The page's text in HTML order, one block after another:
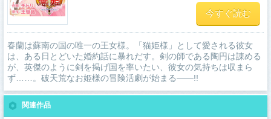
今すぐ読む
春蘭は蘇南の国の唯一の王女様。「猫姫様」として愛される彼女
は、ある日とどいた婚約話に暴れだす。剣の師である陶円は諌める
が、英傑のように剣を掲げ国を率いたい、彼女の気持ちは収まら
ず……。破天荒なお姫様の冒険活劇が始まる――!!
関連作品